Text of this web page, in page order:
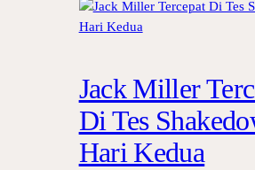
Jack Miller
Di Tes
Hari Kedua